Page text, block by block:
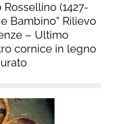
(1427-
Bambino” Rilievo
– Ultimo
cornice in legno